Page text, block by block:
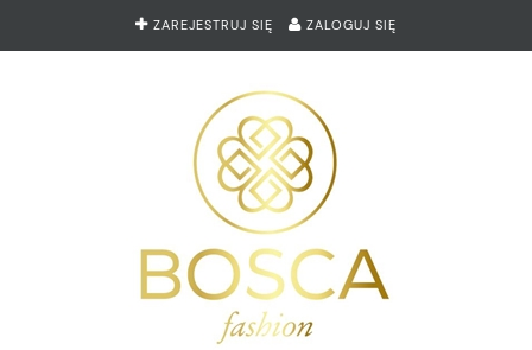
ZAREJESTRUJ SIĘ ZALOGUJ SIĘ